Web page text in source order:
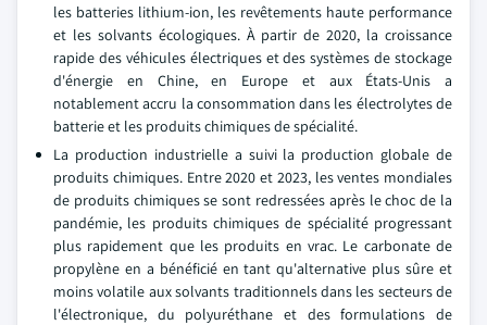
les batteries lithium-ion, les revêtements haute performance
et les solvants écologiques. À partir de 2020, la croissance
rapide des véhicules électriques et des systèmes de stockage
d'énergie en Chine, en Europe et aux États-Unis a
notablement accru la consommation dans les électrolytes de
batterie et les produits chimiques de spécialité.
La production industrielle a suivi la production globale de
produits chimiques. Entre 2020 et 2023, les ventes mondiales
de produits chimiques se sont redressées après le choc de la
pandémie, les produits chimiques de spécialité progressant
plus rapidement que les produits en vrac. Le carbonate de
propylène en a bénéficié en tant qu'alternative plus sûre et
moins volatile aux solvants traditionnels dans les secteurs de
l'électronique, du polyuréthane et des formulations de